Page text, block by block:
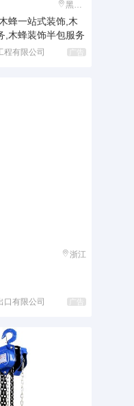
黑龙江
蜂一站式装饰,木
,木蜂装饰半包服务
程有限公司 广告
浙江
口有限公司 广告